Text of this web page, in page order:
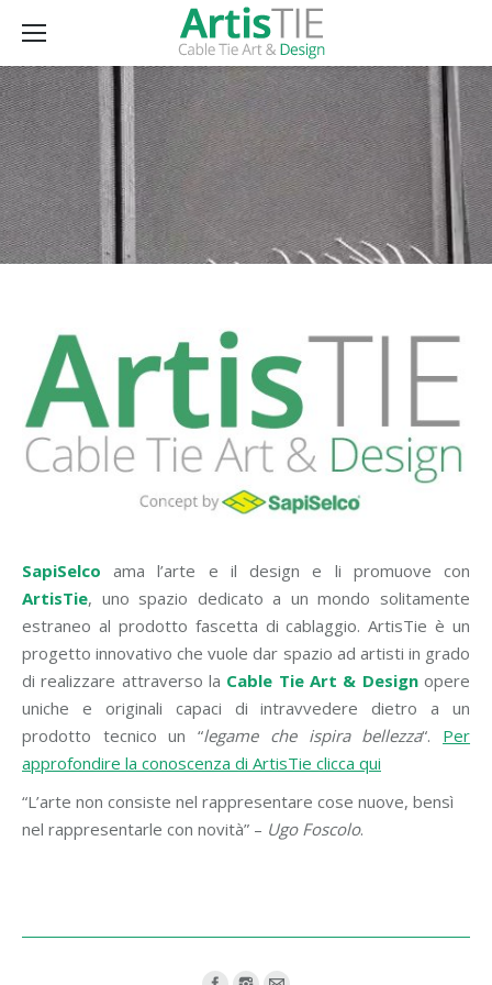
SapiSelco ama l’arte e il design e li promuove con
ArtisTie, uno spazio dedicato a un mondo solitamente
estraneo al prodotto fascetta di cablaggio. ArtisTie è un
progetto innovativo che vuole dar spazio ad artisti in grado
di realizzare attraverso la Cable Tie Art & Designopere
uniche e originali capaci di intravvedere dietro a un
prodotto tecnico un “legame che ispira bellezza“. Per
approfondire la conoscenza di ArtisTie clicca qui
“L’arte non consiste nel rappresentare cose nuove, bensì
nel rappresentarle con novità” – Ugo Foscolo.